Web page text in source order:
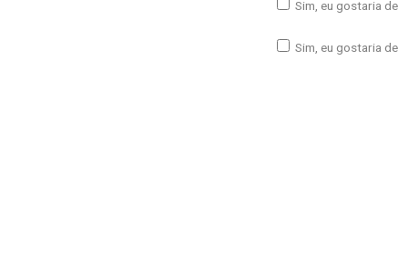
Sim, eu gostaria
Sim, eu gostaria